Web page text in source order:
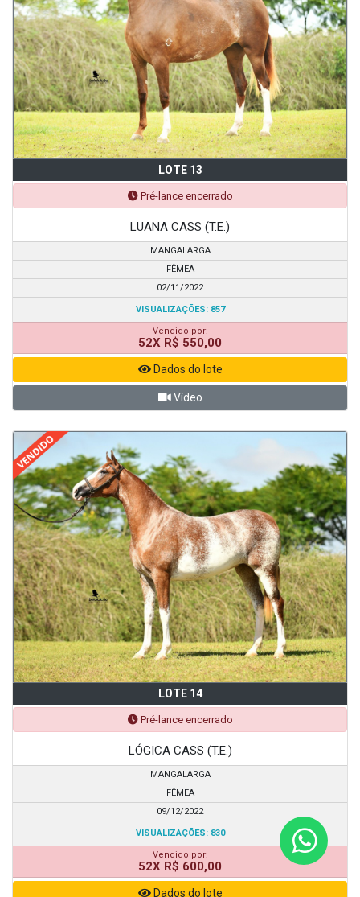
LOTE 13
Pré-lance encerrado
LUANA CASS (T.E.)
MANGALARGA
FÊMEA
02/11/2022
VISUALIZAÇÕES: 857
Vendido por:
52X R$ 550,00
Dados do lote
Vídeo
LOTE 14
Pré-lance encerrado
LÓGICA CASS (T.E.)
MANGALARGA
FÊMEA
09/12/2022
VISUALIZAÇÕES: 830
Vendido por:
52X R$ 600,00
Dados do lote